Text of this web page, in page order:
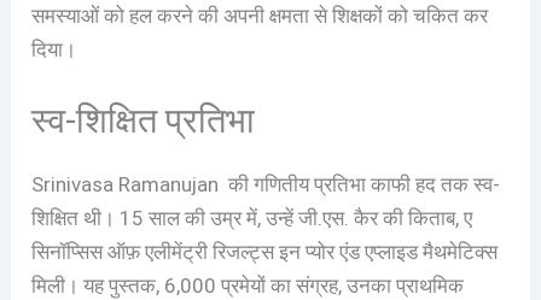
समस्याओं को हल करने की अपनी क्षमता से शिक्षकों को चकित कर
दिया।
स्व-शिक्षित प्रतिभा
Srinivasa Ramanujan की गणितीय प्रतिभा काफी हद तक स्व-
शिक्षित थी। 15 साल की उम्र में, उन्हें जी.एस. कैर की किताब, ए
सिनॉप्सिस ऑफ़ एलीमेंट्री रिजल्ट्स इन प्योर एंड एप्लाइड मैथमेटिक्स
मिली। यह पुस्तक, 6,000 प्रमेयों का संग्रह, उनका प्राथमिक